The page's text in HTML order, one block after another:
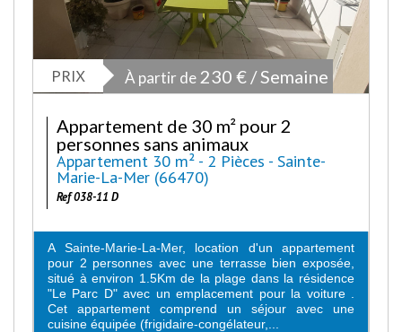
PRIX À partir de 230 € / Semaine
Appartement de 30 m² pour 2
personnes sans animaux
Appartement 30 m² - 2 Pièces - Sainte-
Marie-La-Mer (66470)
Ref 038-11 D
A Sainte-Marie-La-Mer, location d'un appartement
pour 2 personnes avec une terrasse bien exposée,
situé à environ 1.5Km de la plage dans la résidence
"Le Parc D" avec un emplacement pour la voiture .
Cet appartement comprend un séjour avec une
cuisine équipée (frigidaire-congélateur,...